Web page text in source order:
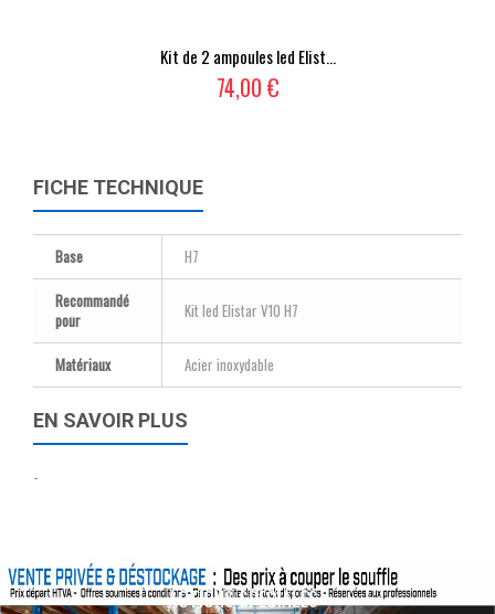
Kit de 2 ampoules led Elist...
74,00 €
FICHE TECHNIQUE
Base
H7
Recommandé
pour
Kit led Elistar V10 H7
Matériaux Acier inoxydable
EN SAVOIR PLUS
-
ACTIONS SPÉCIALES